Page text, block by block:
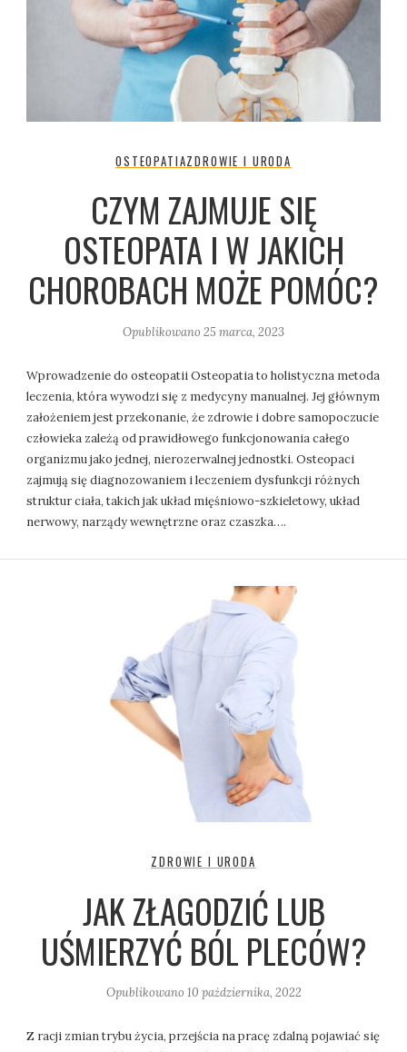
OSTEOPATIAZDROWIE I URODA
CZYM ZAJMUJE SIĘ
OSTEOPATA I W JAKICH
CHOROBACH MOŻE POMÓC?
Opublikowano 25 marca, 2023
Wprowadzenie do osteopatii Osteopatia to holistyczna metoda
leczenia, która wywodzi się z medycyny manualnej. Jej głównym
założeniem jest przekonanie, że zdrowie i dobre samopoczucie
człowieka zależą od prawidłowego funkcjonowania całego
organizmu jako jednej, nierozerwalnej jednostki. Osteopaci
zajmują się diagnozowaniem i leczeniem dysfunkcji różnych
struktur ciała, takich jak układ mięśniowo-szkieletowy, układ
nerwowy, narządy wewnętrzne oraz czaszka….
ZDROWIE I URODA
JAK ZŁAGODZIĆ LUB
UŚMIERZYĆ BÓL PLECÓW?
Opublikowano 10 października, 2022
Z racji zmian trybu życia, przejścia na pracę zdalną pojawiać się